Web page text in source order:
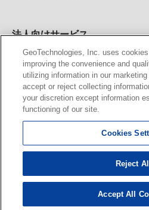
法人向けサービス
法人向け地図・位置情報サービス
図API Windows PC向け地図開発キ
サービス
MAP WORLD+ トリマ広
カーナビ地図更新サービス
MapFan スマートメンバーズ
KENWOOD MapFan Club
©
GeoTechnologies, Inc. uses
improving the convenience and
utilizing information in our
accept or reject collecting
your discretion except information
functioning of our site.
Cookies
Reject All
Accept All